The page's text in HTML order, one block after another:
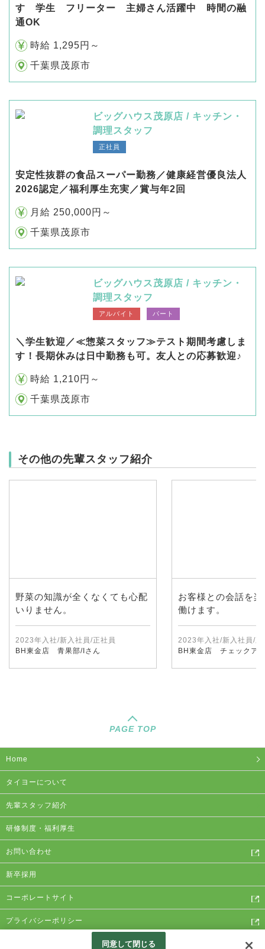
す 学生 フリーター 主婦さん活躍中 時間の融
通OK
時給 1,295円～
千葉県茂原市
ビッグハウス茂原店 / キッチン・
調理スタッフ
正社員
安定性抜群の食品スーパー勤務／健康経営優良法人
2026認定／福利厚生充実／賞与年2回
月給 250,000円～
千葉県茂原市
ビッグハウス茂原店 / キッチン・
調理スタッフ
アルバイト パート
＼学生歓迎／≪惣菜スタッフ≫テスト期間考慮しま
す！長期休みは日中勤務も可。友人との応募歓迎♪
時給 1,210円～
千葉県茂原市
その他の先輩スタッフ紹介
野菜の知識が全くなくても心配
いりません。
2023年入社/新入社員/正社員
BH東金店 青果部/Iさん
お客様との会話を
働けます。
2023年入社/新入社員/正
BH東金店 チェックア
PAGE TOP
Home
タイヨーについて
先輩スタッフ紹介
研修制度・福利厚生
お問い合わせ
新卒採用
コーポレートサイト
プライバシーポリシー
Copyright © Taiyo Co.,Ltd. ALL RIGHTS RESERVED.
同意して閉じる